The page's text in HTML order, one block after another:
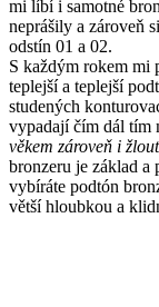
mi líbí i samotné
neprášily a zároveň
odstín 01 a 02.
S každým rokem mi
teplejší a teplejší
studených
vypadají čím dál tím
věkem zároveň i
bronzeru je základ a
vybíráte podtón
větší hloubkou a